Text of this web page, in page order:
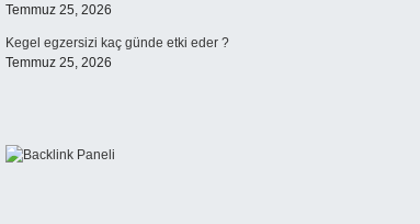
Temmuz 25, 2026
Kegel egzersizi kaç günde etki eder ?
Temmuz 25, 2026